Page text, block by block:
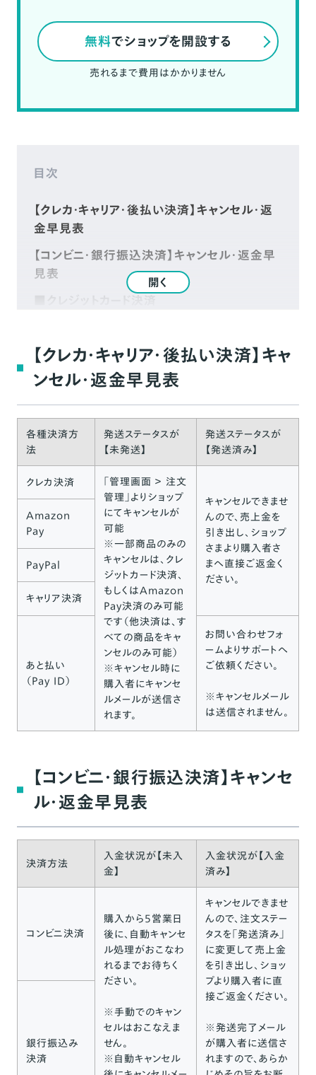
無料でショップを開設する
売れるまで費用はかかりません
目次
【クレカ・キャリア・後払い決済】キャンセル・返
金早見表
【コンビニ・銀行振込決済】キャンセル・返金早
見表
■PayPal
■キャリア決済
■あと払い（Pay ID）
■コンビニ・Pay-easy決済
■銀行振込決済
開く
【クレカ・キャリア・後払い決済】キャ
ンセル・返金早見表
各種決済方
法
発送ステータスが
【未発送】
発送ステータスが
【発送済み】
クレカ決済
「管理画面 ＞ 注文
管理」よりショップ
にてキャンセルが
可能
※一部商品のみの
キャンセルは、クレ
ジットカード決済、
もしくはAmazon
Pay決済のみ可能
です（他決済は、す
べての商品をキャ
ンセルのみ可能）
※キャンセル時に
購入者にキャンセ
ルメールが送信さ
れます。
キャンセルできませ
んので、売上金を
引き出し、ショップ
さまより購入者さ
まへ直接ご返金く
ださい。
Amazon
Pay
PayPal
キャリア決済
あと払い
（Pay ID）
お問い合わせフォ
ームよりサポートへ
ご依頼ください。
※キャンセルメール
は送信されません。
【コンビニ・銀行振込決済】キャンセ
ル・返金早見表
決済方法
入金状況が【未入
金】
入金状況が【入金
済み】
コンビニ決済
購入から5営業日
後に、自動キャンセ
ル処理がおこなわ
れるまでお待ちく
ださい。
※手動でのキャン
セルはおこなえま
せん。
※自動キャンセル
キャンセルできませ
んので、注文ステー
タスを「発送済み」
に変更して売上金
を引き出し、ショッ
プより購入者に直
接ご返金ください。
※発送完了メール
が購入者に送信さ
れますので、あらか
銀行振込み
決済